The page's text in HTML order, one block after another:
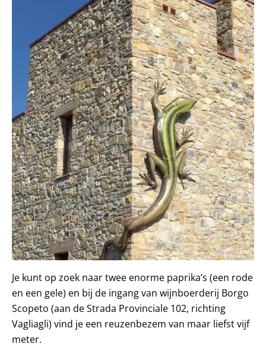
Je kunt op zoek naar twee enorme paprika’s (een rode
en een gele) en bij de ingang van wijnboerderij Borgo
Scopeto (aan de Strada Provinciale 102, richting
Vagliagli) vind je een reuzenbezem van maar liefst vijf
meter.